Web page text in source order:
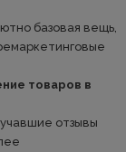
базовая вещь,
товаров в
отзывы